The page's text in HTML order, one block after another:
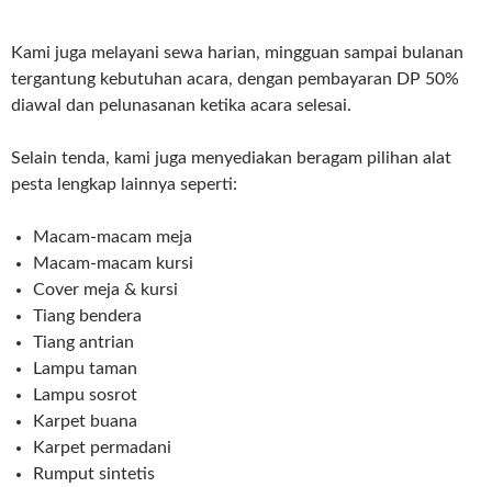
Kami juga melayani sewa harian, mingguan sampai bulanan
tergantung kebutuhan acara, dengan pembayaran DP 50%
diawal dan pelunasanan ketika acara selesai.
Selain tenda, kami juga menyediakan beragam pilihan alat
pesta lengkap lainnya seperti:
Macam-macam meja
Macam-macam kursi
Cover meja & kursi
Tiang bendera
Tiang antrian
Lampu taman
Lampu sosrot
Karpet buana
Karpet permadani
Rumput sintetis